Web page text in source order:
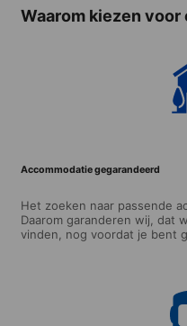
Waarom kiezen
Accommodatie gegarandeerd
Het zoeken naar passende
Daarom garanderen wij, dat
vinden, nog voordat je bent